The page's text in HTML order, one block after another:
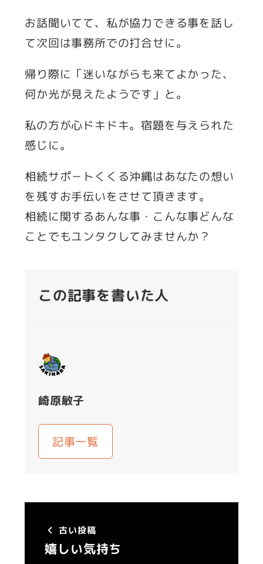
お話聞いてて、私が協力できる事を話し
て次回は事務所での打合せに。
帰り際に「迷いながらも来てよかった、
何か光が見えたようです」と。
私の方が心ドキドキ。宿題を与えられた
感じに。
相続サポ－トくくる沖縄はあなたの想い
を残すお手伝いをさせて頂きます。
相続に関するあんな事・こんな事どんな
ことでもユンタクしてみませんか？
この記事を書いた人
崎原敏子
記事一覧
古い投稿
嬉しい気持ち